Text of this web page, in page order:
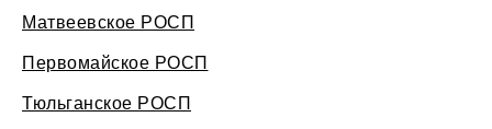
Матвеевское РОСП
Первомайское РОСП
Тюльганское РОСП